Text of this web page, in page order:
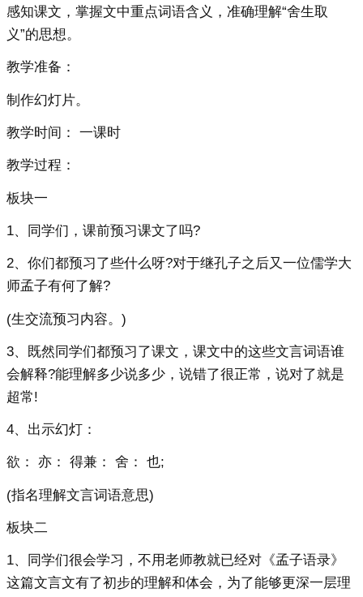
感知课文，掌握文中重点词语含义，准确理解“舍生取
义”的思想。
教学准备：
制作幻灯片。
教学时间： 一课时
教学过程：
板块一
1、同学们，课前预习课文了吗?
2、你们都预习了些什么呀?对于继孔子之后又一位儒学大
师孟子有何了解?
(生交流预习内容。)
3、既然同学们都预习了课文，课文中的这些文言词语谁
会解释?能理解多少说多少，说错了很正常，说对了就是
超常!
4、出示幻灯：
欲： 亦： 得兼： 舍： 也;
(指名理解文言词语意思)
板块二
1、同学们很会学习，不用老师教就已经对《孟子语录》
这篇文言文有了初步的理解和体会，为了能够更深一层理